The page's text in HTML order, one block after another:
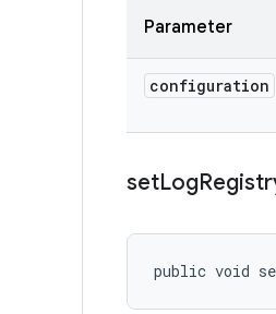
Parameter
configuration
setLog
public void